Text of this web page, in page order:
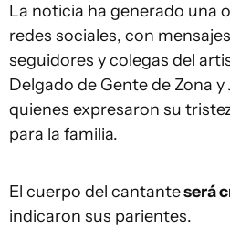
La noticia ha generado una
redes sociales, con
seguidores y colegas del
Delgado de Gente de Zona y
quienes expresaron su
para la familia.
El cuerpo del cantanteserá
indicaron sus parientes.